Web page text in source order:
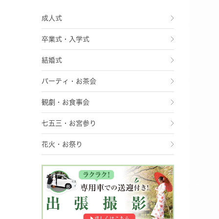
成人式
卒業式・入学式
結婚式
パーティ・お茶会
観劇・お食事会
七五三・お宮参り
花火・お祭り